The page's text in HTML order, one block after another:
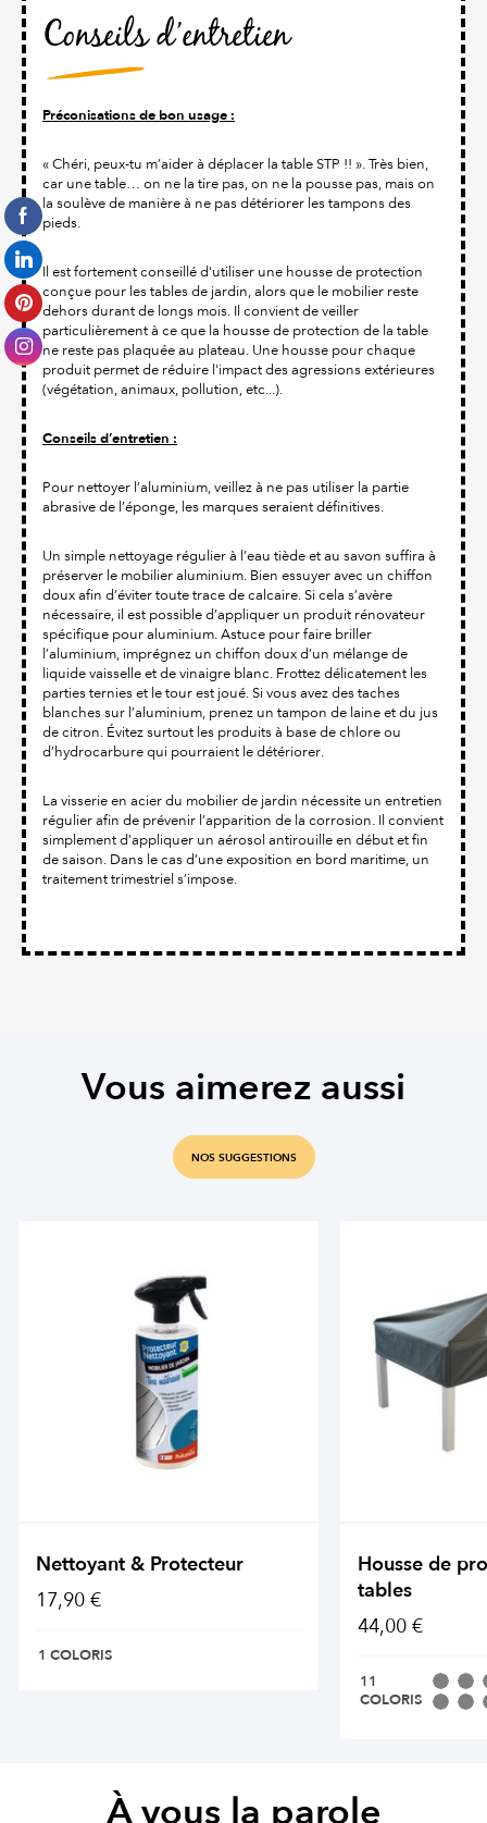
Conseils d’entretien
Préconisations de bon usage :
« Chéri, peux-tu m’aider à déplacer la table STP !! ». Très bien,
car une table… on ne la tire pas, on ne la pousse pas, mais on
la soulève de manière à ne pas détériorer les tampons des
pieds.
Il est fortement conseillé d'utiliser une housse de protection
conçue pour les tables de jardin, alors que le mobilier reste
dehors durant de longs mois. Il convient de veiller
particulièrement à ce que la housse de protection de la table
ne reste pas plaquée au plateau. Une housse pour chaque
produit permet de réduire l'impact des agressions extérieures
(végétation, animaux, pollution, etc...).
Conseils d’entretien :
Pour nettoyer l’aluminium, veillez à ne pas utiliser la partie
abrasive de l’éponge, les marques seraient définitives.
Un simple nettoyage régulier à l’eau tiède et au savon suffira à
préserver le mobilier aluminium. Bien essuyer avec un chiffon
doux afin d’éviter toute trace de calcaire. Si cela s’avère
nécessaire, il est possible d’appliquer un produit rénovateur
spécifique pour aluminium. Astuce pour faire briller
l’aluminium, imprégnez un chiffon doux d’un mélange de
liquide vaisselle et de vinaigre blanc. Frottez délicatement les
parties ternies et le tour est joué. Si vous avez des taches
blanches sur l’aluminium, prenez un tampon de laine et du jus
de citron. Évitez surtout les produits à base de chlore ou
d’hydrocarbure qui pourraient le détériorer.
La visserie en acier du mobilier de jardin nécessite un entretien
régulier afin de prévenir l’apparition de la corrosion. Il convient
simplement d’appliquer un aérosol antirouille en début et fin
de saison. Dans le cas d’une exposition en bord maritime, un
traitement trimestriel s’impose.
Vous aimerez aussi
NOS SUGGESTIONS
Nettoyant & Protecteur
17,90 €
1 COLORIS
Housse de
tables
44,00 €
11
COLORIS
À vous la parole